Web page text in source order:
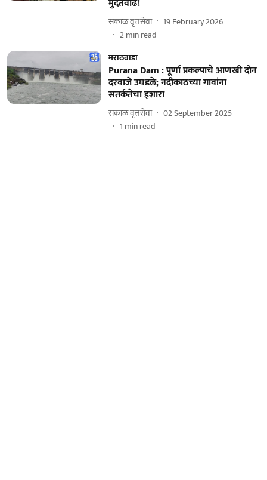
मुदतवाढ!
सकाळ वृत्तसेवा
19 February 2026
2min read
मराठवाडा
Purana Dam : पूर्णा प्रकल्पाचे आणखी दोन
दरवाजे उघडले; नदीकाठच्या गावांना
सतर्कतेचा इशारा
सकाळ वृत्तसेवा
02 September 2025
1 min read